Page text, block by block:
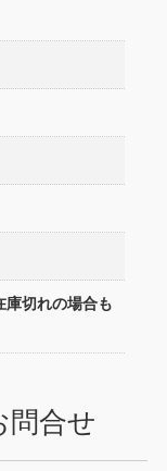
切れの場合も
問合せ